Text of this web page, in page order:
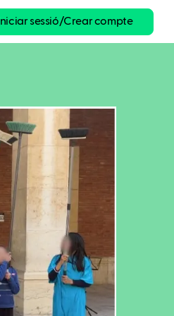
Iniciar sessió/Crear compte